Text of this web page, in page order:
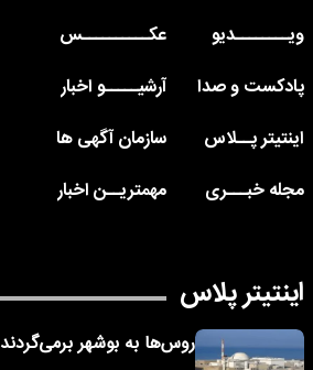
ویــــــــدیو
عکــــــــــس
پادکست و صدا
آرشیـــــو اخبار
اینتیتر پــلاس
سازمان آگهی ها
مجله خبـــری
مهمتریــن اخبار
اینتیتر پلاس
روس‌ها به بوشهر برمی‌گردند